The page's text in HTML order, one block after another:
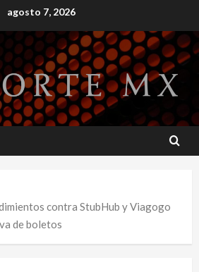
agosto 7, 2026
contra StubHub y Viagogo
de boletos